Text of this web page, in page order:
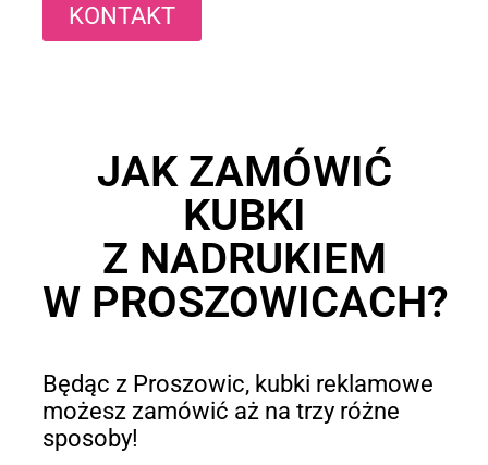
KONTAKT
JAK ZAMÓWIĆ
KUBKI
Z NADRUKIEM
W PROSZOWICACH?
Będąc z Proszowic, kubki reklamowe
możesz zamówić aż na trzy różne
sposoby!